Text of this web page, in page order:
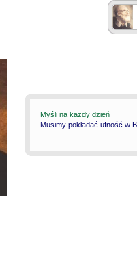
Myśli na każdy dzień
Musimy pokładać ufność w